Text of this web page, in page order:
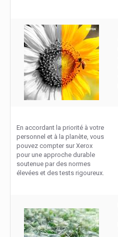
En accordant la priorité à votre
personnel et à la planète, vous
pouvez compter sur Xerox
pour une approche durable
soutenue par des normes
élevées et des tests rigoureux.